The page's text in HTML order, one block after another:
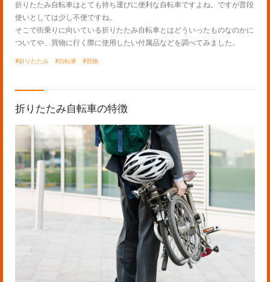
折りたたみ自転車はとても持ち運びに便利な自転車ですよね。ですが普段
使いとしては少し不便ですね。
そこで街乗りに向いている折りたたみ自転車とはどういったものなのかに
ついてや、買物に行く際に使用したい付属品などを調べてみました。
折りたたみ 自転車 買物
折りたたみ自転車の特徴